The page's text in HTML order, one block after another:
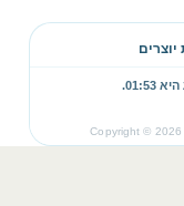
יוצרים
01:53
.
Copyright © 2026